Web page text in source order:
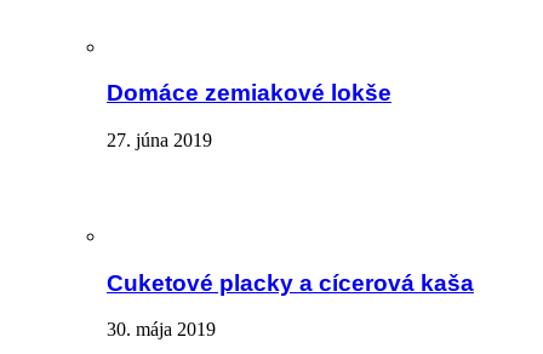
Domáce zemiakové lokše
27. júna 2019
Cuketové placky a cícerová kaša
30. mája 2019